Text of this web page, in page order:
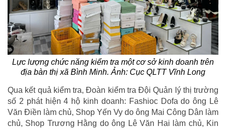
Lực lượng chức năng kiểm tra một cơ sở kinh doanh trên
địa bàn thị xã Bình Minh. Ảnh: Cục QLTT Vĩnh Long
Qua kết quả kiểm tra, Đoàn kiểm tra Đội Quản lý thị trường
số 2 phát hiện 4 hộ kinh doanh: Fashioc Dofa do ông Lê
Văn Điền làm chủ, Shop Yến Vy do ông Mai Công Dân làm
chủ, Shop Trương Hằng do ông Lê Văn Hai làm chủ, Kin